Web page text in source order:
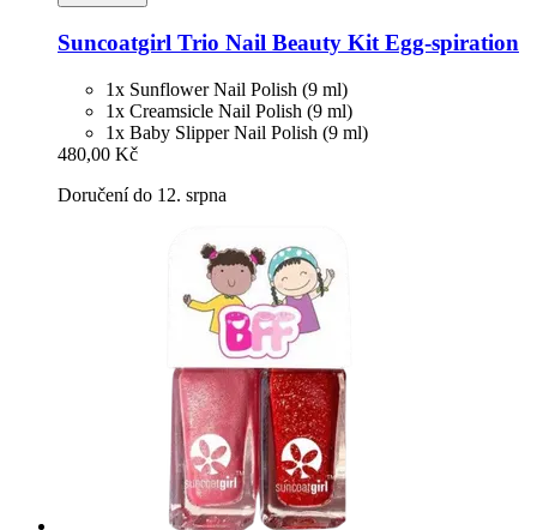
Suncoatgirl Trio Nail Beauty Kit Egg-​spiration
1x Sunflower Nail Polish (9 ml)
1x Creamsicle Nail Polish (9 ml)
1x Baby Slipper Nail Polish (9 ml)
480,00 Kč
Doručení do 12. srpna